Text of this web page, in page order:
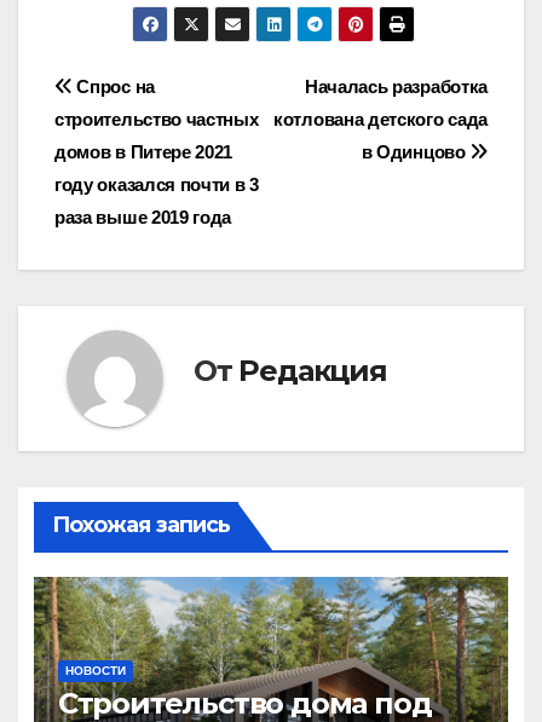
Навигация
по
записям
Началась разработка
котлована детского сада
в Одинцово
Спрос на
строительство частных
домов в Питере 2021
году оказался почти в 3
раза выше 2019 года
От Редакция
Похожая запись
НОВОСТИ
Строительство дома под